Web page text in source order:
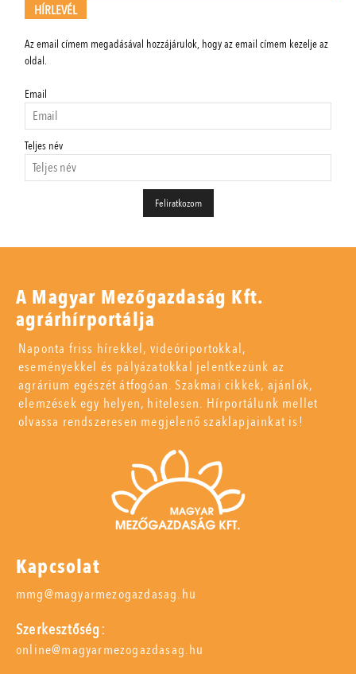
HÍRLEVÉL
Az email címem megadásával hozzájárulok, hogy az email címem kezelje az
oldal.
Email
Teljes név
A Magyar Mezőgazdaság Kft.
agrárhírportálja
Naponta friss hírekkel, videóriportokkal,
eseményekkel és pályázatokkal jelentkezünk az
agrárium egészét átfogóan. Szakmai cikkek, ajánlók,
elemzések egy helyen, hitelesen. Hírportálunk mellet
olvassa rendszeresen megjelenő szaklapjainkat is!
Kapcsolat
mmg@magyarmezogazdasag.hu
Szerkesztőség:
online@magyarmezogazdasag.hu